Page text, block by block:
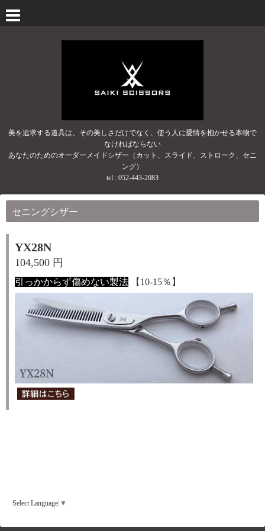
美を追求する道具は、その美しさだけでなく、使う人に愛情を抱かせる本物で
なければならない
あなたのためのオーダーメイドシザー（カット、スライド、ストローク、セニ
ング）
tel : 052-443-2083
セニングシザー
YX28N
104,500 円
引っかからず傷めない製法 【10-15％ 】
Select Language ▼